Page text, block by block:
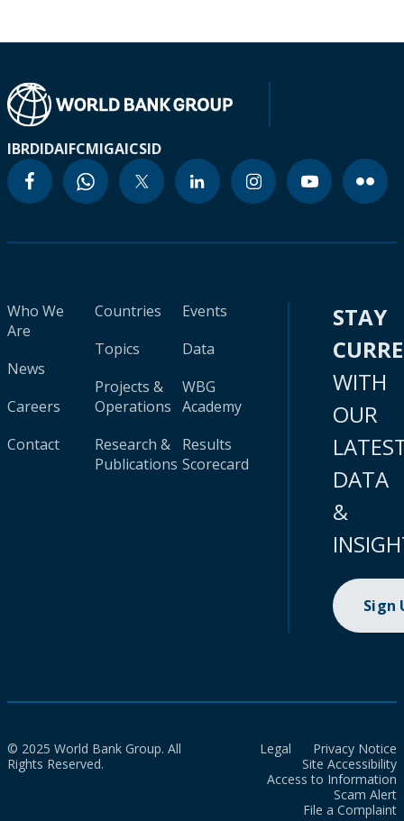
IBRDIDAIFCMIGAICSID
Who We
Are
News
Careers
Contact
Countries
Topics
Projects &
Operations
Research &
Publications
Events
Data
WBG
Academy
Results
Scorecard
STAY
WITH
OUR
DATA
&
Sign
© 2025 World Bank Group. All
Rights Reserved.
Legal
Privacy Notice
Site Accessibility
Access to Information
Scam Alert
File a Complaint